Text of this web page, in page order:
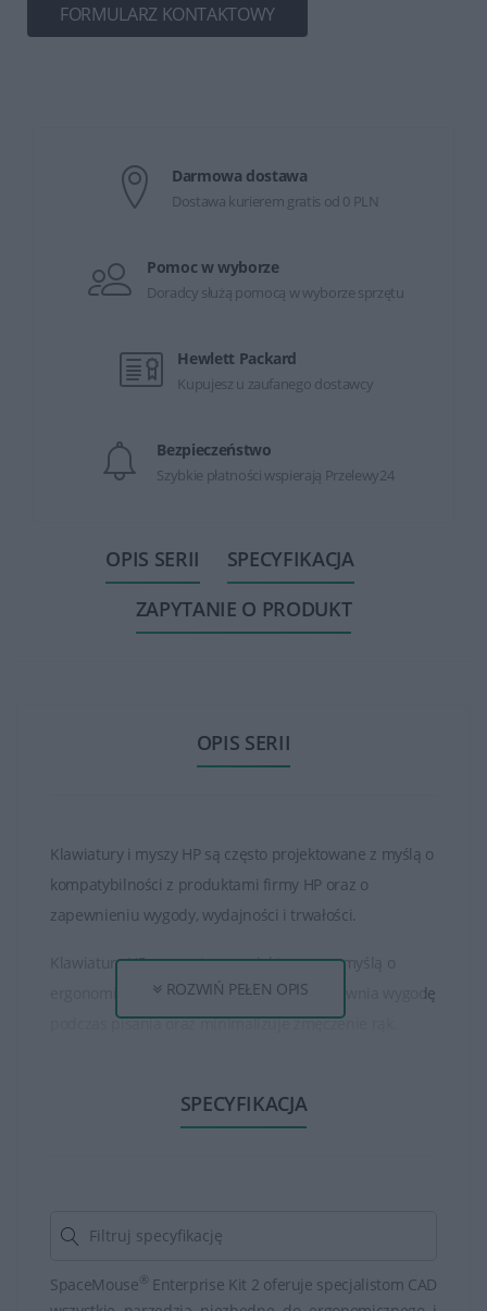
FORMULARZ KONTAKTOWY
Darmowa dostawa
Dostawa kurierem gratis od 0 PLN
Pomoc w wyborze
Doradcy służą pomocą w wyborze sprzętu
Hewlett Packard
Kupujesz u zaufanego dostawcy
Bezpieczeństwo
Szybkie płatności wspierają Przelewy24
OPIS SERII
SPECYFIKACJA
ZAPYTANIE O PRODUKT
OPIS SERII
Klawiatury i myszy HP są często projektowane z myślą o
kompatybilności z produktami firmy HP oraz o
zapewnieniu wygody, wydajności i trwałości.
Klawiatury HP są często zaprojektowane z myślą o
ergonomicznym ułożeniu klawiszy, co zapewnia wygodę
podczas pisania oraz minimalizuje zmęczenie rąk.
wygodzie użytkowania, zapewniając ergonomiczny
kształt, który minimalizuje zmęczenie dłoni podczas
zapobiega uszkodzeniom spowodowanym
ROZWIŃ PEŁEN OPIS
SPECYFIKACJA
SpaceMouse ® Enterprise Kit 2 oferuje specjalistom CAD